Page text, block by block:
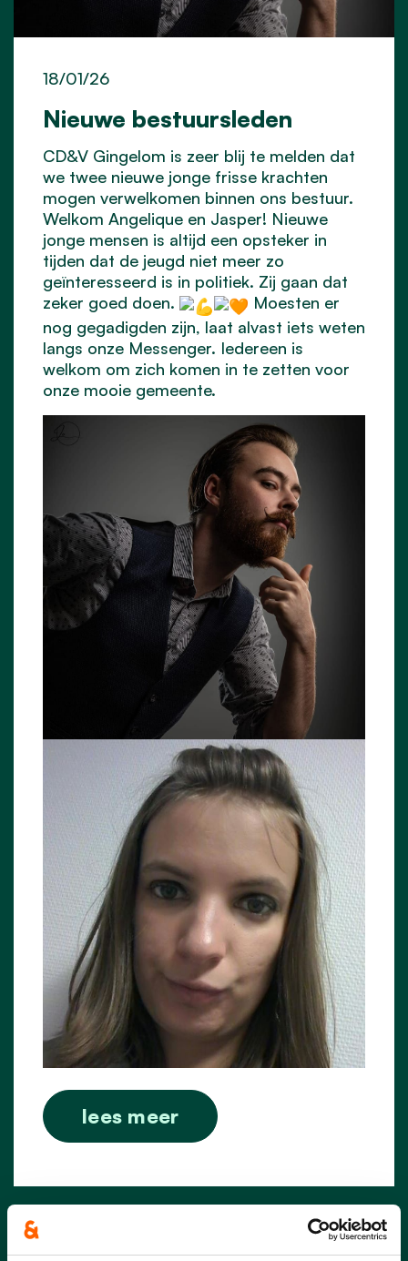
Nieuwe bestuursleden
18/01/26
CD&V Gingelom is zeer blij te melden dat
we twee nieuwe jonge frisse krachten
mogen verwelkomen binnen ons bestuur.
Welkom Angelique en Jasper! Nieuwe
jonge mensen is altijd een opsteker in
tijden dat de jeugd niet meer zo
geïnteresseerd is in politiek. Zij gaan dat
zeker goed doen.
Moesten er
nog gegadigden zijn, laat alvast iets weten
langs onze Messenger. Iedereen is
welkom om zich komen in te zetten voor
onze mooie gemeente.
lees meer